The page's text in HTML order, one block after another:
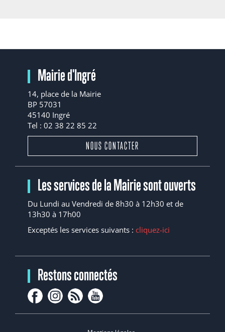
Mairie d'Ingré
14, place de la Mairie
BP 57031
45140 Ingré
Tel : 02 38 22 85 22
NOUS CONTACTER
Les services de la Mairie sont ouverts
Du Lundi au Vendredi de 8h30 à 12h30 et de
13h30 à 17h00
Exceptés les services suivants : cliquez-ici
Restons connectés